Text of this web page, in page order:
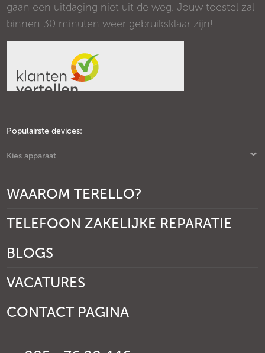
gaan een uitdaging niet uit de weg. Jouw toestel zal
binnen 30 minuten weer gebruiksklaar zijn!
Populairste devices:
Kies apparaat
WAAROM TERELLO?
TELEFOON ZAKELIJKE REPARATIE
BLOGS
VACATURES
CONTACT PAGINA